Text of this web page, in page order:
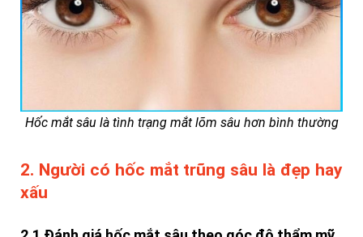
Hốc mắt sâu là tình trạng mắt lõm sâu hơn bình thường
2. Người có hốc mắt trũng sâu là đẹp hay
xấu